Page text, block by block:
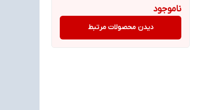
ناموجود
دیدن محصولات مرتبط